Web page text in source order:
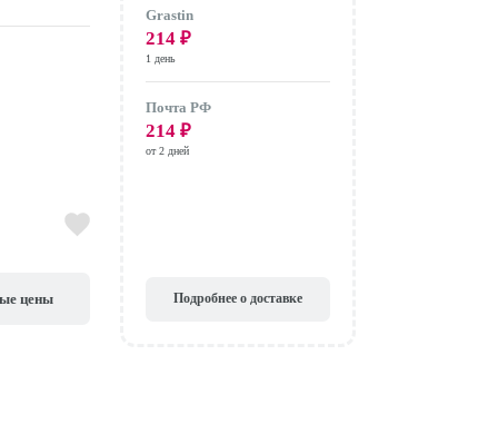
цены
Grastin
214 ₽
1 день
Почта РФ
214 ₽
от 2 дней
Подробнее о доставке